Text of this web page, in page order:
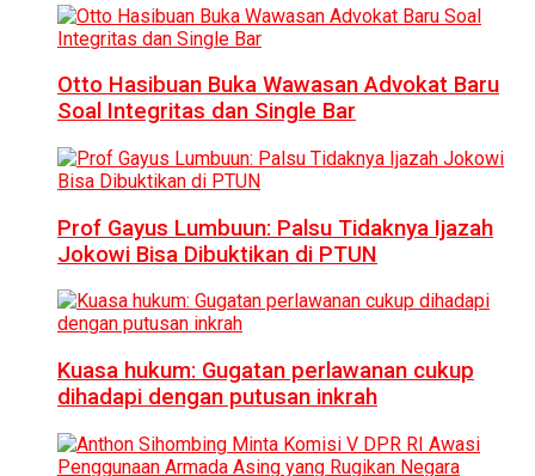
Otto Hasibuan Buka Wawasan Advokat Baru
Soal Integritas dan Single Bar
Prof Gayus Lumbuun: Palsu Tidaknya Ijazah
Jokowi Bisa Dibuktikan di PTUN
Kuasa hukum: Gugatan perlawanan cukup
dihadapi dengan putusan inkrah